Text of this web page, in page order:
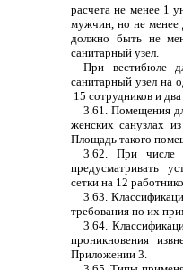
расчета не менее 1
мужчин, но неменее
должно быть не
санитарный узел.
При вестибюле
санитарный узел на
15 сотрудников и дв
3.61. Помещения
женских санузлах
Площадь такого поме
3.62. При числе
предусматривать
сетки на 12
3.63 .
требования по их
3.64.
проникновения
Приложении 3.